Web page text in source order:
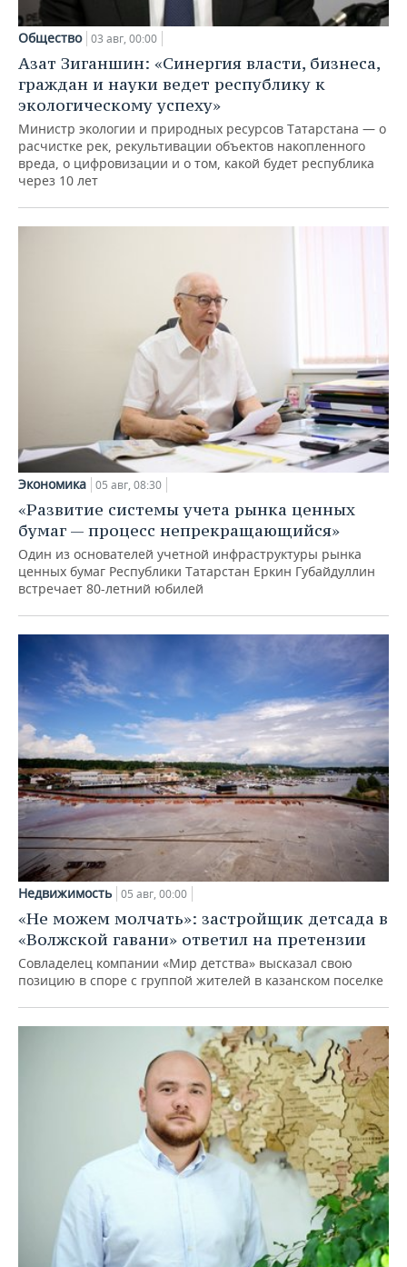
Общество 03 авг, 00:00
Азат Зиганшин: «Синергия власти, бизнеса,
граждан и науки ведет республику к
экологическому успеху»
Министр экологии и природных ресурсов Татарстана — о
расчистке рек, рекультивации объектов накопленного
вреда, о цифровизации и о том, какой будет республика
через 10 лет
Экономика 05 авг, 08:30
«Развитие системы учета рынка ценных
бумаг — процесс непрекращающийся»
Один из основателей учетной инфраструктуры рынка
ценных бумаг Республики Татарстан Еркин Губайдуллин
встречает 80-летний юбилей
Недвижимость 05 авг, 00:00
«Не можем молчать»: застройщик детсада в
«Волжской гавани» ответил на претензии
Совладелец компании «Мир детства» высказал свою
позицию в споре с группой жителей в казанском поселке